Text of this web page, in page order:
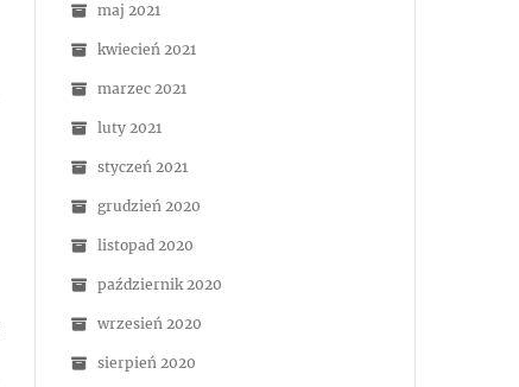
maj 2021
kwiecień 2021
marzec 2021
luty 2021
styczeń 2021
grudzień 2020
listopad 2020
październik 2020
wrzesień 2020
sierpień 2020